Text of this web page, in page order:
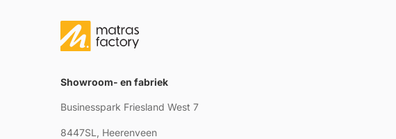
Showroom- en fabriek
Businesspark Friesland West 7
8447SL, Heerenveen